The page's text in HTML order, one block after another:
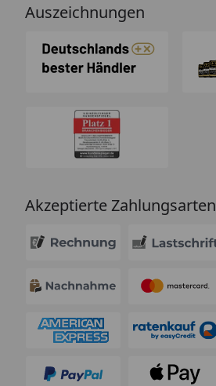
Auszeichnungen
Akzeptierte Zahlungsarten